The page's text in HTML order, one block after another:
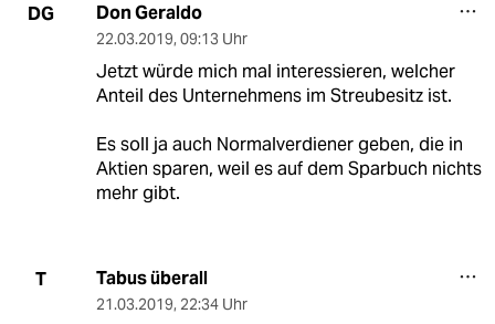
DG Don Geraldo
22.03.2019, 09:13 Uhr
Jetzt würde mich mal interessieren, welcher
Anteil des Unternehmens im Streubesitz ist.
Es soll ja auch Normalverdiener geben, die in
Aktien sparen, weil es auf dem Sparbuch nichts
mehr gibt.
T Tabus überall
21.03.2019, 22:34 Uhr